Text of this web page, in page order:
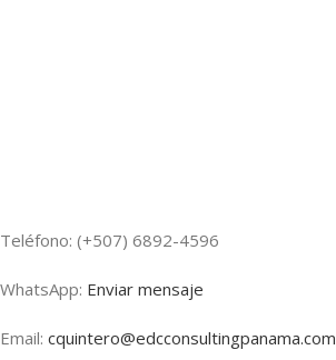
Teléfono: (+507) 6892-4596
WhatsApp: Enviar mensaje
Email: cquintero@edcconsultingpanama.com